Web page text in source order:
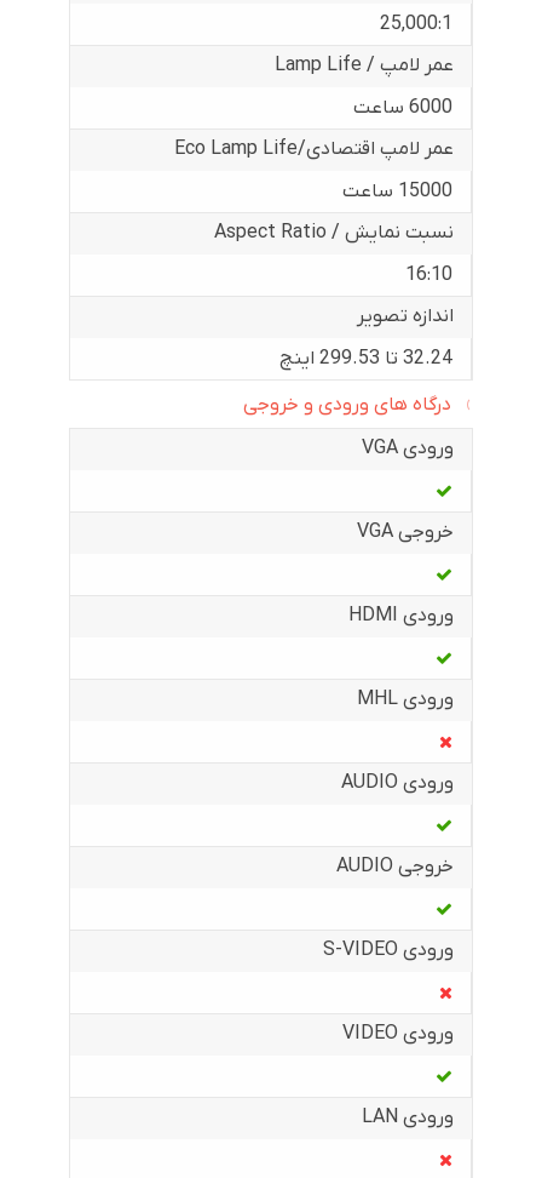
25,000:1
عمر لامپ / Lamp Life
6000 ساعت
عمر لامپ اقتصادی/Eco Lamp Life
15000 ساعت
نسبت نمایش / Aspect Ratio
16:10
اندازه تصویر
32.24 تا 299.53 اینچ
درگاه های ورودی و خروجی
ورودی VGA
خروجی VGA
ورودی HDMI
ورودی MHL
ورودی AUDIO
خروجی AUDIO
ورودی S-VIDEO
ورودی VIDEO
ورودی LAN